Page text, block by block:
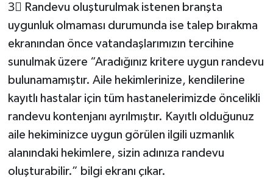
3⃣ Randevu oluşturulmak istenen branşta
uygunluk olmaması durumunda ise talep bırakma
ekranından önce vatandaşlarımızın tercihine
sunulmak üzere “Aradığınız kritere uygun randevu
bulunamamıştır. Aile hekimlerinize, kendilerine
kayıtlı hastalar için tüm hastanelerimizde öncelikli
randevu kontenjanı ayrılmıştır. Kayıtlı olduğunuz
aile hekiminizce uygun görülen ilgili uzmanlık
alanındaki hekimlere, sizin adınıza randevu
oluşturabilir.” bilgi ekranı çıkar.